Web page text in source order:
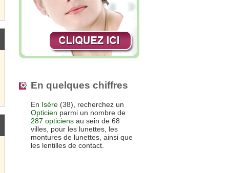
En quelques chiffres
En Isère (38), recherchez un
Opticien parmi un nombre de
287 opticiens au sein de 68
villes, pour les lunettes, les
montures de lunettes, ainsi que
les lentilles de contact.